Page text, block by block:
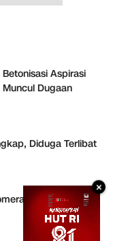
Aspirasi
Muncul Dugaan
Diduga Terlibat
Indonesia Ong
×